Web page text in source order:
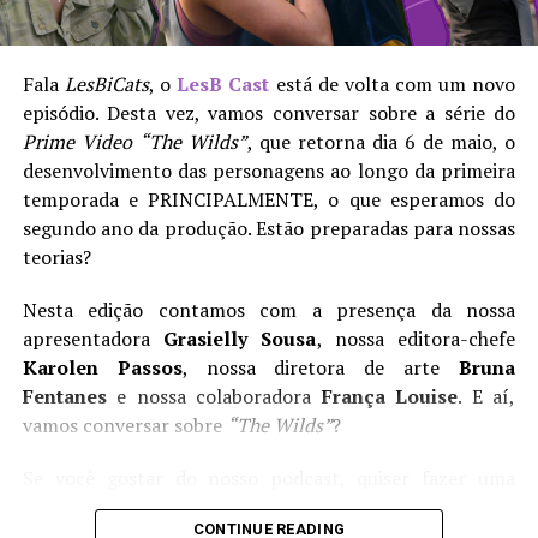
chegada dela tudo emergisse.
LesB Cast | Temporada 2 Episódio 02 – The Wilds e
teorias para a segunda temporada
A diretora e roteiristaAnna Elizabeth Jamestem a
mão leve para a condução das cenas. Talvez ela tema
que suas simbologias não sejam claras o bastante, ou
qualquer modo, ressalta suas intenções ao limite do
absurdo: o erotismo entre as duas mulheres se confirma
por uma sucessão vertiginosa de fusões, sobreposições,
câmeras lentas e imagens deslizando por todos os lados,
sem saber onde parar.
preciso colocar um objeto fálico na boca, claro),
Fala LesBiCats, oLesB Cast está de volta com um novo
episódio. Desta vez, vamos conversar sobre a série do
Prime Video “The Wilds”, que retorna dia 6 de maio, o
desenvolvimento das personagens ao longo da primeira
temporada e PRINCIPALMENTE, o que esperamos do
segundo ano da produção. Estão preparadas para nossas
teorias?
Nesta edição contamos com a presença da nossa
apresentadora Grasielly Sousa, nossa editora-chefe
Karolen Passos, nossa diretora de arteBruna
Fentanese nossa colaboradora França Louise. E aí,
vamos conversar sobre “The Wilds”?
pergunta ou sugerir uma pauta, envie-nos uma DM em
CONTINUE READING